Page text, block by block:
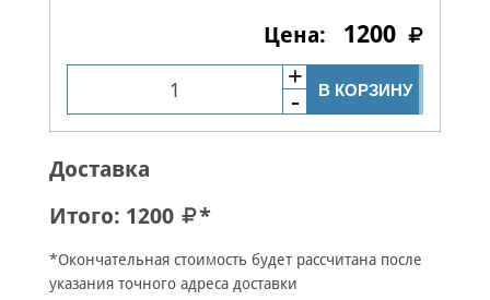
1200
В КОРЗИНУ
Доставка
Итого: 1200 *
*Окончательная стоимость будет рассчитана после
указания точного адреса доставки